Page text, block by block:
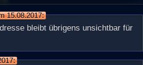
15.08.2017:
bleibt übrigens unsichtbar für